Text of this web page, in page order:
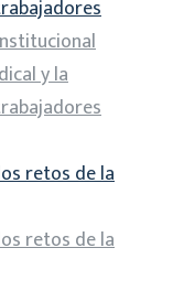
y la
retos de la
retos de la